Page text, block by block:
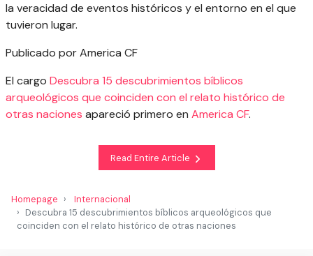
la veracidad de eventos históricos y el entorno en el que
tuvieron lugar.
Publicado por America CF
El cargo Descubra 15 descubrimientos bíblicos
arqueológicos que coinciden con el relato histórico de
otras naciones apareció primero en America CF.
Read Entire Article
Homepage
Internacional
Descubra 15 descubrimientos bíblicos arqueológicos que
coinciden con el relato histórico de otras naciones